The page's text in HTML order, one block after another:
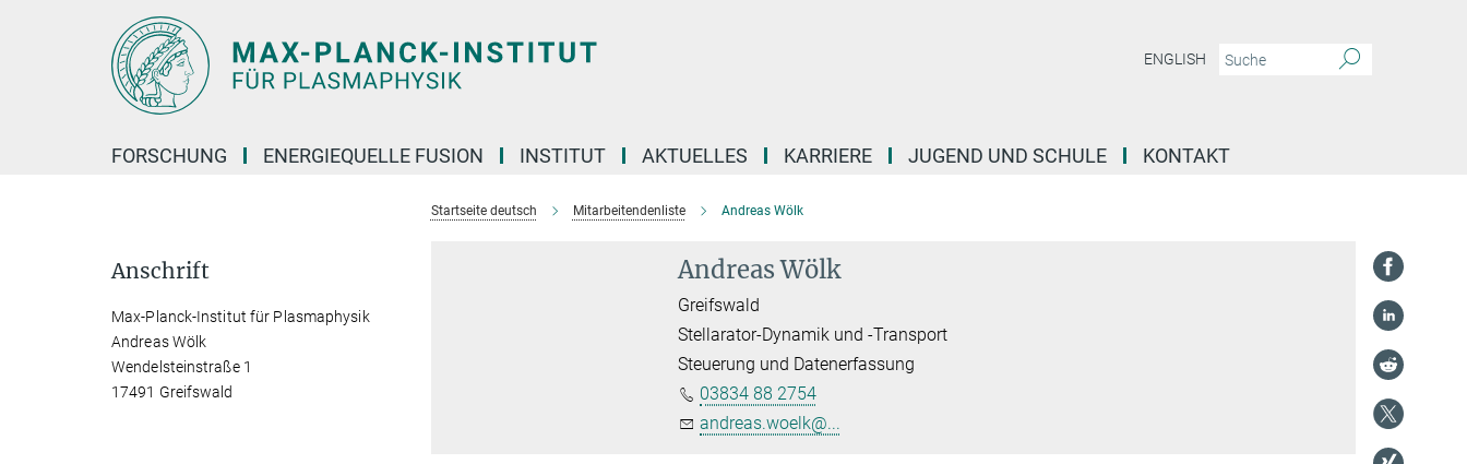
ENGLISH
FORSCHUNG ENERGIEQUELLE FUSION INSTITUT AKTUELLES KARRIERE JUGEND UND SCHULE KONTAKT
Startseite deutsch Mitarbeitendenliste Andreas Wölk
Andreas Wölk
Greifswald
Stellarator-Dynamik und -Transport
Steuerung und Datenerfassung
03834 88 2754
andreas.woelk@...
Anschrift
Max-Planck-Institut für Plasmaphysik
Andreas Wölk
Wendelsteinstraße 1
17491 Greifswald